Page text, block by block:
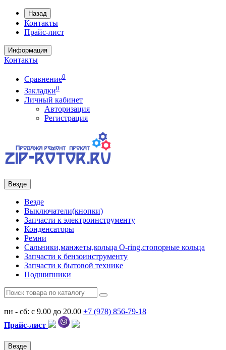
Назад
Контакты
Прайс-лист
Информация
Контакты
Сравнение0
Закладки0
Личный кабинет
Авторизация
Регистрация
Везде
Везде
Выключатели(кнопки)
Запчасти к электроинструменту
Конденсаторы
Ремни
Сальники,манжеты,кольца О-ring,стопорные кольца
Запчасти к бензоинструменту
Запчасти к бытовой технике
Подшипники
пн - сб: с 9.00 до 20.00 +7 (978) 856-79-18
Прайс-лист
Везде